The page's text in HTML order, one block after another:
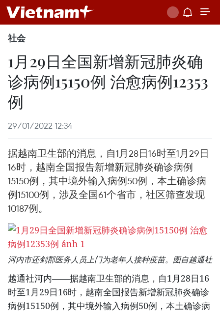
社会
1月29日全国新增新冠肺炎确
诊病例15150例 治愈病例12353
例
29/01/2022 12:34
据越南卫生部的消息，自1月28日16时至1月29日
16时，越南全国报告新增新冠肺炎确诊病例
15150例，其中境外输入病例50例，本土确诊病
例15100例，涉及全国61个省市，社区筛查发现
10187例。
河内市还剑郡医务人员上门为老年人接种疫苗。图自越通社
越通社河内——据越南卫生部的消息，自1月28日16
时至1月29日16时，越南全国报告新增新冠肺炎确诊
病例15150例，其中境外输入病例50例，本土确诊病